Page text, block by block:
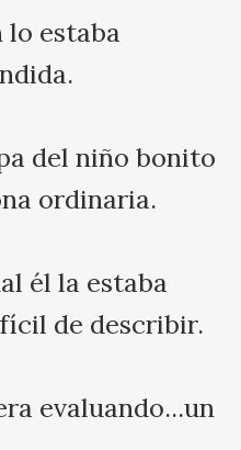
lo estaba
del niño bonito
ordinaria.
él la estaba
de describir.
evaluando...un